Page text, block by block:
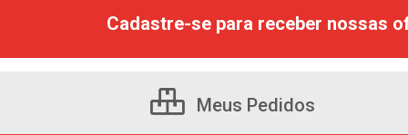
Cadastre-se para receber nossas
Meus Pedidos